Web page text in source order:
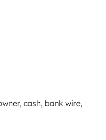
cash, bank wire,